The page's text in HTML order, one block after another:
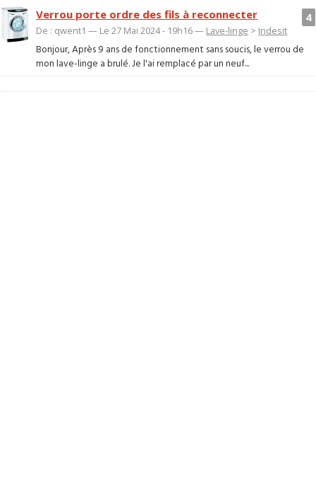
4
Verrou porte ordre des fils à reconnecter
De : qwent1 — Le 27 Mai 2024 - 19h16 — Lave-linge > Indesit
Bonjour, Après 9 ans de fonctionnement sans soucis, le verrou de
mon lave-linge a brulé. Je l'ai remplacé par un neuf...